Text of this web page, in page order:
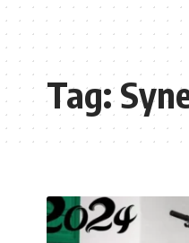
Tag: